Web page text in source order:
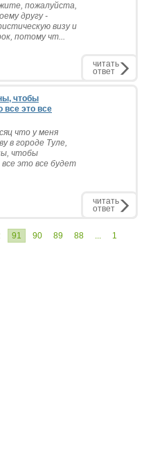
пожалуйста,
другу -
визу и
потому чт...
читать
ответ
чтобы
все это все
что у меня
в городе Туле,
чтобы
все это все будет
читать
ответ
91 90 89 88 ...
1